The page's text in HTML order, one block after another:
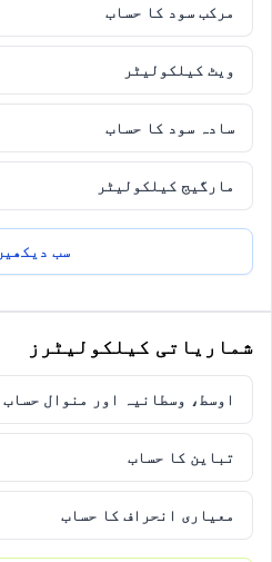
مرکب سود کا حساب
ویٹ کیلکولیٹر
سادہ سود کا حساب
مارگیج کیلکولیٹر
سب
شماریاتی کیلکولیٹرز
اوسط، وسطانیہ اور منوال حساب
تباین کا حساب
معیاری انحراف کا حساب